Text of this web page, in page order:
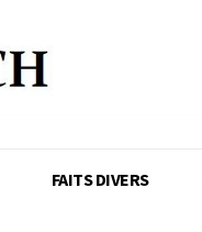
FAITS DIVERS